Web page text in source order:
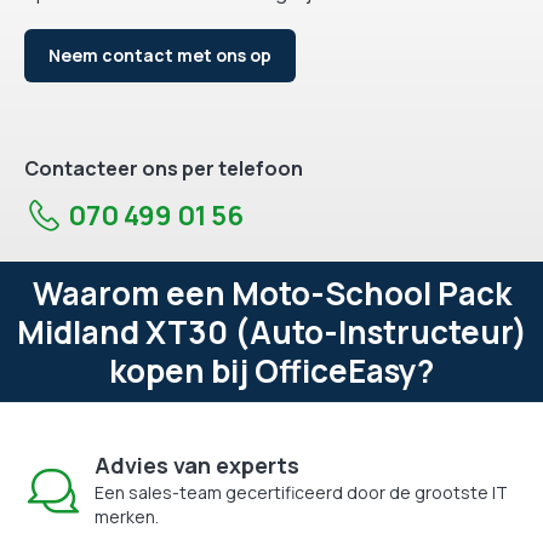
Neem contact met ons op
Contacteer ons per telefoon
070 499 01 56
Waarom een Moto-School Pack
Midland XT30 (Auto-Instructeur)
kopen bij OfficeEasy?
Advies van experts
Een sales-team gecertificeerd door de grootste IT
merken.